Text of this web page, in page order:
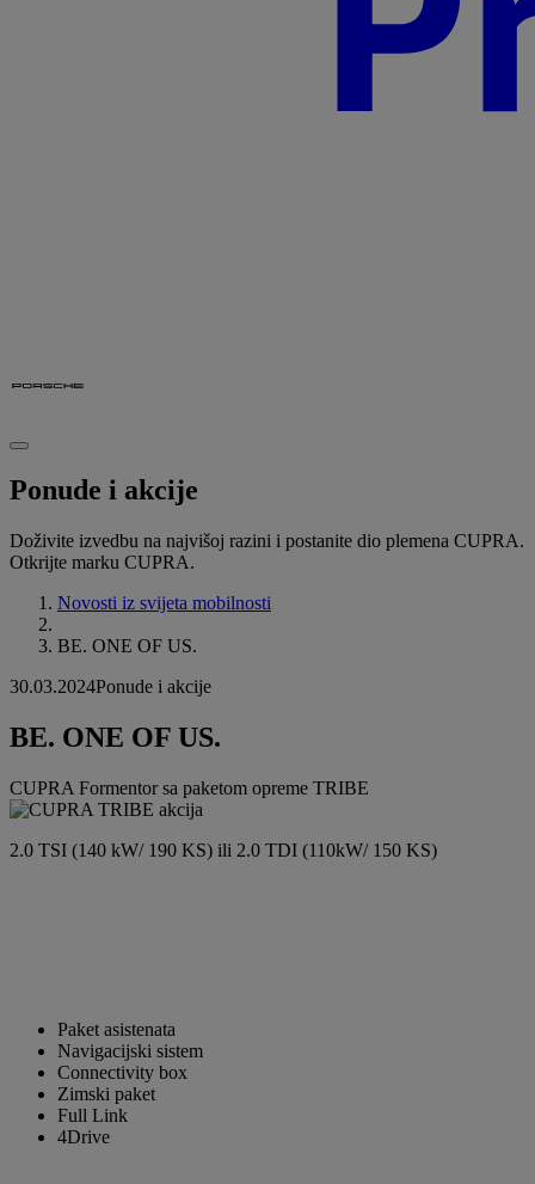
Ponude i akcije
Doživite izvedbu na najvišoj razini i postanite dio plemena CUPRA.
Otkrijte marku CUPRA.
Novosti iz svijeta mobilnosti
BE. ONE OF US.
30.03.2024Ponude i akcije
BE. ONE OF US.
CUPRA Formentor sa paketom opreme TRIBE
2.0 TSI (140 kW/ 190 KS) ili 2.0 TDI (110kW/ 150 KS)
Paket asistenata
Navigacijski sistem
Connectivity box
Zimski paket
Full Link
4Drive